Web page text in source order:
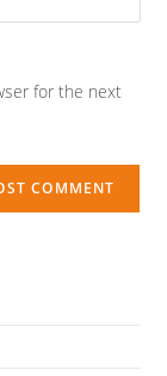
for the next